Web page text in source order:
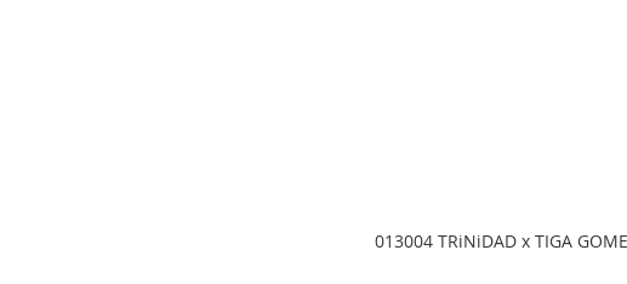
013004 TRiNiDAD x TIGA